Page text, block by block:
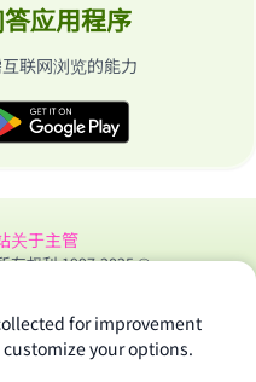
应用程序
联网浏览的能力
关于主管
权利 1997-2025 ©
for improvement
your options.